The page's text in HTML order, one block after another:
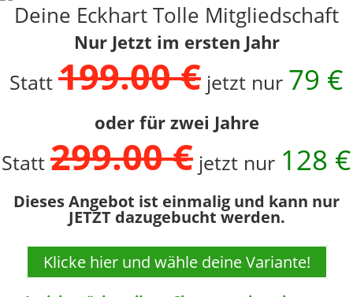
Deine Eckhart Tolle Mitgliedschaft
Nur Jetzt im ersten Jahr
Statt 199.00 € jetzt nur 79 €
oder für zwei Jahre
Statt 299.00 € jetzt nur 128 €
Dieses Angebot ist einmalig und kann nur
JETZT dazugebucht werden.
Klicke hier und wähle deine Variante!